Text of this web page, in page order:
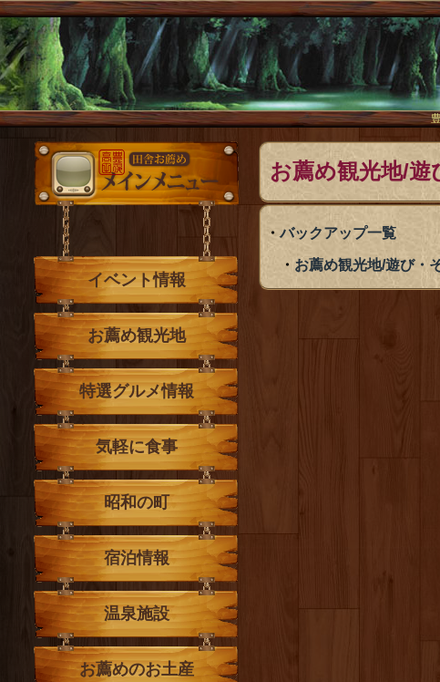
お薦め観光地/
バックアップ一覧
お薦め観光地/遊び・
メインメニュー
イベント情報
お薦め観光地
特選グルメ情報
気軽に食事
昭和の町
宿泊情報
温泉施設
お薦めのお土産